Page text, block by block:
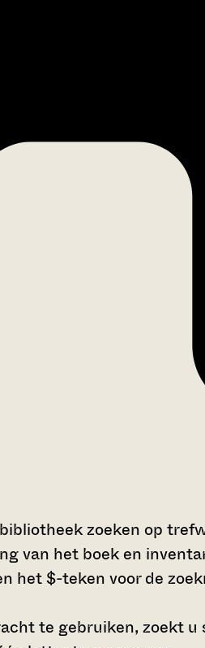
zoeken op
van het boek en
het $-teken voor de
te gebruiken, zoekt